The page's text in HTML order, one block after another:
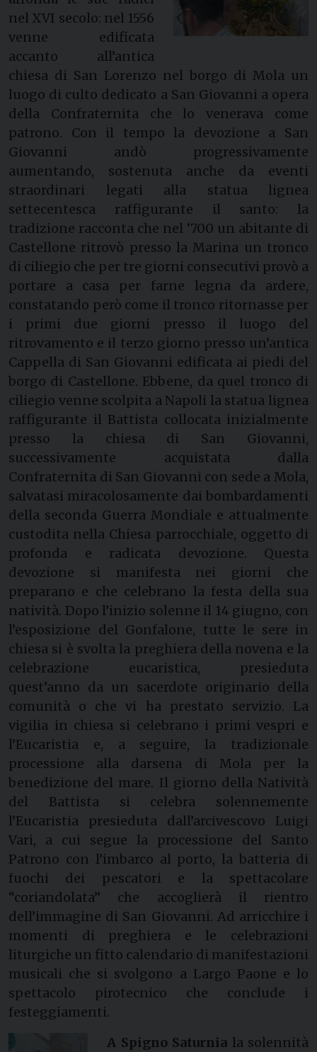
nel XVI secolo: nel 1556
venne edificata
accanto all’antica
chiesa di San Lorenzo nel borgo di Mola un
luogo di culto dedicato a San Giovanni a opera
della Confraternita che lo venerava come
patrono. Con il tempo la devozione a San
Giovanni andò progressivamente
aumentando, sostenuta anche da eventi
straordinari legati alla statua lignea
settecentesca raffigurante il santo: la
tradizione racconta che nel ‘700 un abitante di
Castellone ritrovò presso la Marina un tronco
di ciliegio che per tre giorni consecutivi provò a
portare a casa per farne legna da ardere,
constatando però come il tronco ritornasse per
i primi due giorni presso il luogo del
ritrovamento e il terzo giorno presso un’antica
Cappella di San Giovanni edificata ai piedi del
borgo di Castellone. Ebbene, da quel tronco di
ciliegio venne scolpita a Napoli la statua lignea
raffigurante il Battista collocata inizialmente
presso la chiesa di San Giovanni,
successivamente acquistata dalla
Confraternita di San Giovanni con sede a Mola,
salvatasi miracolosamente dai bombardamenti
della seconda Guerra Mondiale e attualmente
custodita nella Chiesa parrocchiale, oggetto di
profonda e radicata devozione. Questa
devozione si manifesta nei giorni che
preparano e che celebrano la festa della sua
natività. Dopo l’inizio solenne il 14 giugno, con
l’esposizione del Gonfalone, tutte le sere in
chiesa si è svolta la preghiera della novena e la
celebrazione eucaristica, presieduta
quest’anno da un sacerdote originario della
comunità o che vi ha prestato servizio. La
vigilia in chiesa si celebrano i primi vespri e
l’Eucaristia e, a seguire, la tradizionale
processione alla darsena di Mola per la
benedizione del mare. Il giorno della Natività
del Battista si celebra solennemente
l’Eucaristia presieduta dall’arcivescovo Luigi
Vari, a cui segue la processione del Santo
Patrono con l’imbarco al porto, la batteria di
fuochi dei pescatori e la spettacolare
“coriandolata” che accoglierà il rientro
dell’immagine di San Giovanni. Ad arricchire i
momenti di preghiera e le celebrazioni
liturgiche un fitto calendario di manifestazioni
musicali che si svolgono a Largo Paone e lo
spettacolo pirotecnico che conclude i
festeggiamenti.
A Spigno Saturnia la solennità